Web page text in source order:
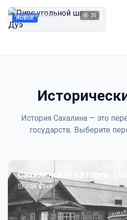
НОВОЕ 1923
Автор неизвестен 35
История Сахалина — это
государств. Выберите
Сахалинская каторга:
156фото